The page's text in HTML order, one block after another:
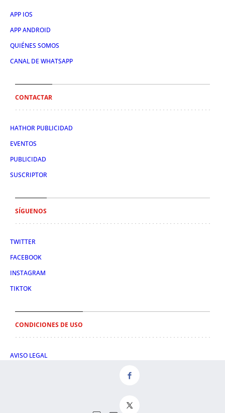
APP IOS
APP ANDROID
QUIÉNES SOMOS
CANAL DE WHATSAPP
CONTACTAR
HATHOR PUBLICIDAD
EVENTOS
PUBLICIDAD
SUSCRIPTOR
SÍGUENOS
TWITTER
FACEBOOK
INSTAGRAM
TIKTOK
CONDICIONES DE USO
AVISO LEGAL